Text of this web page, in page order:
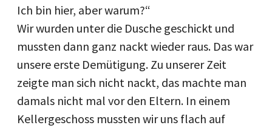
Ich bin hier, aber warum?“
Wir wurden unter die Dusche geschickt und
mussten dann ganz nackt wieder raus. Das war
unsere erste Demütigung. Zu unserer Zeit
zeigte man sich nicht nackt, das machte man
damals nicht mal vor den Eltern. In einem
Kellergeschoss mussten wir uns flach auf